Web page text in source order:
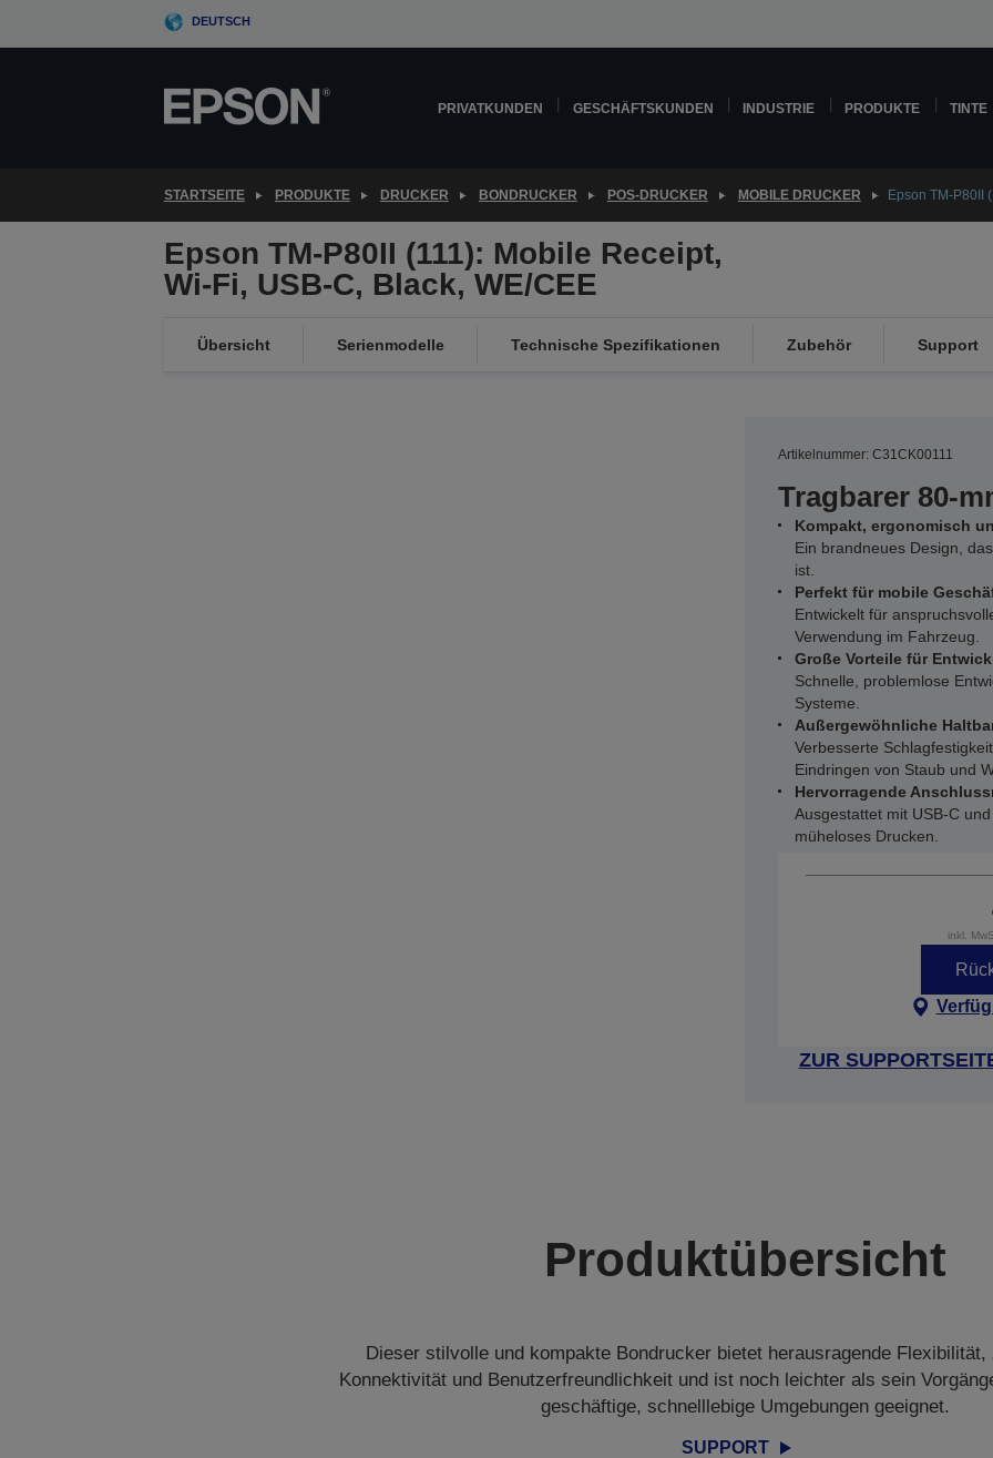
DEUTSCH
PRIVATKUNDEN GESCHÄFTSKUNDEN INDUSTRIE PRODUKTE TINTE
STARTSEITE PRODUKTE DRUCKER BONDRUCKER POS-DRUCKER MOBILE DRUCKER Epson TM-P80II
Epson TM-P80II (111): Mobile Receipt,
Wi-Fi, USB-C, Black, WE/CEE
Übersicht Serienmodelle Technische Spezifikationen Zubehör Support
Artikelnummer: C31CK00111
Tragbarer 80-
Kompakt, ergonomisch
Ein brandneues Design,
ist.
Perfekt für mobile
Entwickelt für
Verwendung im Fahrzeug.
Große Vorteile für
Schnelle, problemlose
Systeme.
Außergewöhnliche
Verbesserte
Eindringen von Staub und
Hervorragende
Ausgestattet mit USB-C
müheloses Drucken.
inkl.
ZUR
Produktübersicht
Dieser stilvolle und kompakte Bondrucker bietet herausragende
Konnektivität und Benutzerfreundlichkeit und ist noch leichter als sein
geschäftige, schnelllebige Umgebungen geeignet.
SUPPORT